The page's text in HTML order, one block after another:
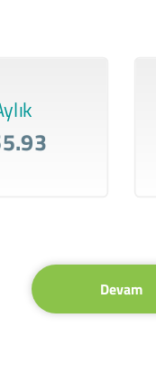
Devam